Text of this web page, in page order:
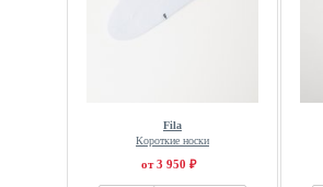
Fila
Короткие носки
от 3 950 ₽